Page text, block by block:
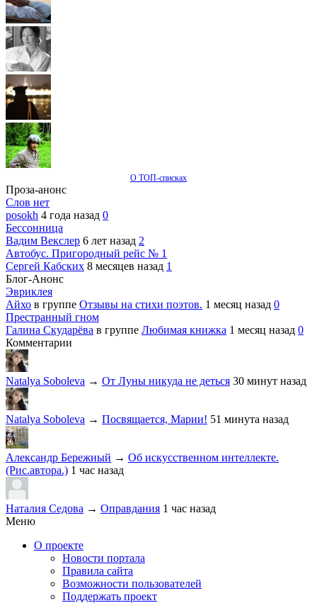
О ТОП-списках
Проза-анонс
Слов нет
posokh 4 года назад 0
Бессонница
Вадим Векслер 6 лет назад 2
Автобус. Пригородный рейс № 1
Сергей Кабских 8 месяцев назад 1
Блог-Анонс
Эвриклея
Айхо в группе Отзывы на стихи поэтов. 1 месяц назад 0
Престранный гном
Галина Скударёва в группе Любимая книжка 1 месяц назад 0
Комментарии
Natalya Soboleva → От Луны никуда не деться 30 минут назад
Natalya Soboleva → Посвящается, Марии! 51 минута назад
Александр Бережный → Об искусственном интеллекте.
(Рис.автора.) 1 час назад
Наталия Седова → Оправдания 1 час назад
Меню
О проекте
Новости портала
Правила сайта
Возможности пользователей
Поддержать проект